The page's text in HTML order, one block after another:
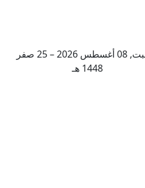
السبت, 08 أغسطس 2026 – 25 صفر
1448 هـ